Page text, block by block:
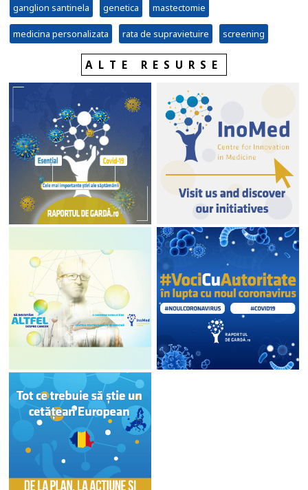
ganglion santinela genetica mastectomie
medicina personalizata rata de supravietuire screening
ALTE RESURSE